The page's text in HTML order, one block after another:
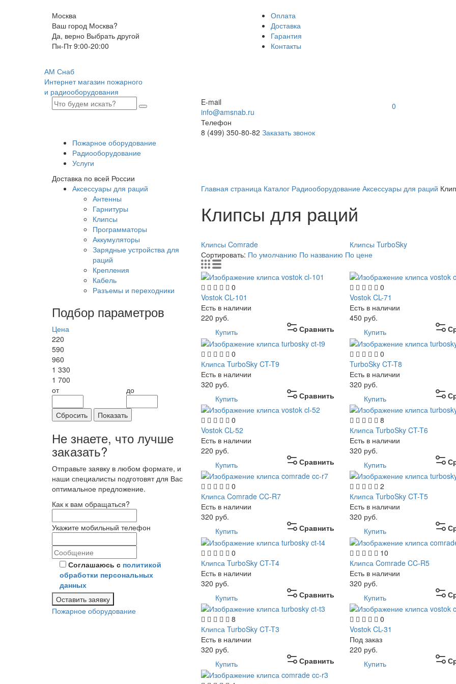
Москва
Ваш город Москва?
Да, верно Выбрать другой
Пн-Пт 9:00-20:00
Оплата
Доставка
Гарантия
Контакты
АМ Снаб
Интернет магазин пожарного
и радиооборудования
E-mail
info@amsnab.ru
Телефон
8 (499) 350-80-82 Заказать звонок
0
Пожарное оборудование
Радиооборудование
Услуги
Доставка по всей России
Аксессуары для раций
Антенны
Гарнитуры
Клипсы
Программаторы
Аккумуляторы
Зарядные устройства для
раций
Крепления
Кабель
Разъемы и переходники
Подбор параметров
Цена
220
590
960
1 330
1 700
от
до
Сбросить Показать
Не знаете, что лучше
заказать?
Отправьте заявку в любом формате, и
наши специалисты подготовят для Вас
оптимальное предложение.
Как к вам обращаться?
Укажите мобильный телефон
Соглашаюсь с политикой
обработки персональных
данных
Оставить заявку
Пожарное оборудование
Главная страница Каталог Радиооборудование Аксессуары для раций
Клипсы для раций
Клипсы Comrade
Клипсы TurboSky
Сортировать: По умолчанию По названию По цене
0
Vostok CL-101
Есть в наличии
220 руб.
Сравнить
Купить
0
Vostok CL-71
Есть в наличии
450 руб.
Купить
0
Клипса TurboSky CT-T9
Есть в наличии
320 руб.
Сравнить
Купить
0
TurboSky CT-T8
Есть в наличии
320 руб.
Купить
0
Vostok CL-52
Есть в наличии
220 руб.
Сравнить
Купить
8
Клипса TurboSky CT-T6
Есть в наличии
320 руб.
Купить
0
Клипса Comrade CC-R7
Есть в наличии
320 руб.
Сравнить
Купить
2
Клипса TurboSky CT-T5
Есть в наличии
320 руб.
Купить
0
Клипса TurboSky CT-T4
Есть в наличии
320 руб.
Сравнить
Купить
10
Клипса Comrade CC-R5
Есть в наличии
320 руб.
Купить
8
Клипса TurboSky CT-T3
Есть в наличии
320 руб.
Сравнить
Купить
0
Vostok CL-31
Под заказ
220 руб.
Купить